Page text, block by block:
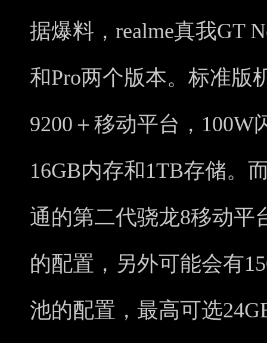
据爆料，realme真我GT
和Pro两个版本。标准版
9200＋移动平台，100W
16GB内存和1TB存储。
通的第二代骁龙8移动平
的配置，另外可能会有
池的配置，最高可选